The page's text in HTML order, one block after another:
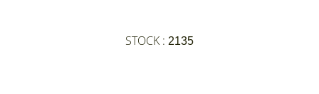
STOCK : 2135